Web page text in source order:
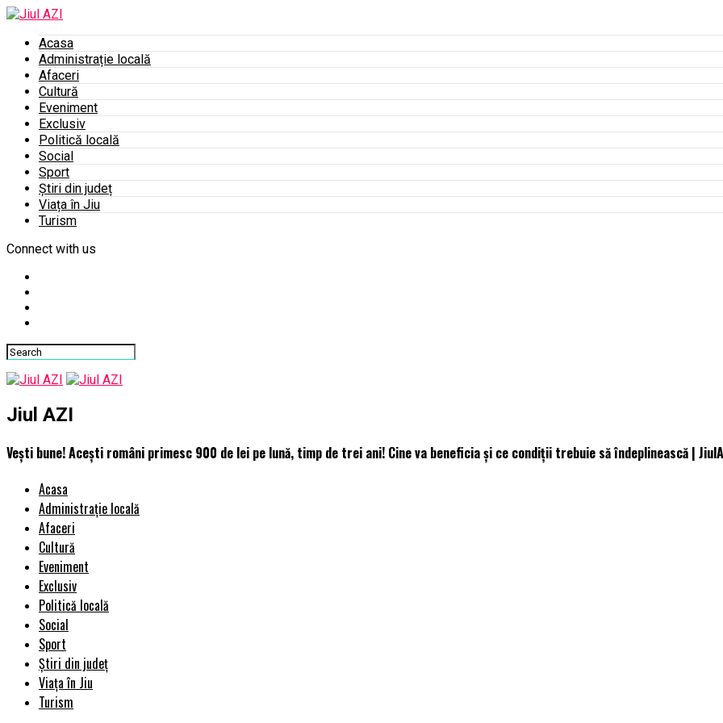
Acasa
Administrație locală
Afaceri
Cultură
Eveniment
Exclusiv
Politică locală
Social
Sport
Știri din județ
Viața în Jiu
Turism
Connect with us
Jiul AZI
Vești bune! Acești români primesc 900 de lei pe lună, timp de trei ani! Cine va beneficia și ce condiții trebuie să îndeplinească |
Acasa
Administrație locală
Afaceri
Cultură
Eveniment
Exclusiv
Politică locală
Social
Sport
Știri din județ
Viața în Jiu
Turism